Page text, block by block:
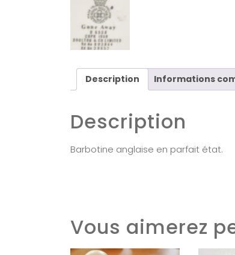
Description Informations
Description
Barbotine anglaise en parfait état.
Vous aimerez